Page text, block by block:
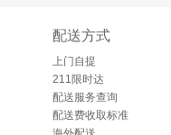
配送方式
上门自提
211限时达
配送服务查询
配送费收取标准